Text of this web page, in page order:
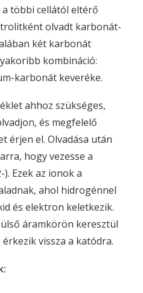
a többi cellától eltérő
olvadt karbonát-
két karbonát
kombináció:
karbonát keveréke.
ahhoz szükséges,
és megfelelő
érjen el. Olvadása után
hogy vezesse a
Ezek az ionok a
ahol hidrogénnel
és elektron keletkezik.
áramkörön keresztül
vissza a katódra.